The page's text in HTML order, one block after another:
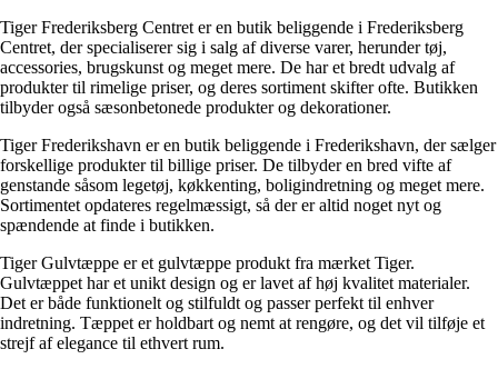
Tiger Frederiksberg Centret er en butik beliggende i Frederiksberg
Centret, der specialiserer sig i salg af diverse varer, herunder tøj,
accessories, brugskunst og meget mere. De har et bredt udvalg af
produkter til rimelige priser, og deres sortiment skifter ofte. Butikken
tilbyder også sæsonbetonede produkter og dekorationer.
Tiger Frederikshavn er en butik beliggende i Frederikshavn, der sælger
forskellige produkter til billige priser. De tilbyder en bred vifte af
genstande såsom legetøj, køkkenting, boligindretning og meget mere.
Sortimentet opdateres regelmæssigt, så der er altid noget nyt og
spændende at finde i butikken.
Tiger Gulvtæppe er et gulvtæppe produkt fra mærket Tiger.
Gulvtæppet har et unikt design og er lavet af høj kvalitet materialer.
Det er både funktionelt og stilfuldt og passer perfekt til enhver
indretning. Tæppet er holdbart og nemt at rengøre, og det vil tilføje et
strejf af elegance til ethvert rum.